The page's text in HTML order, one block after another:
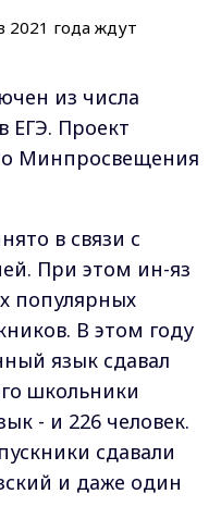
из числа
ЕГЭ. Проект
Минпросвещения
в связи с
При этом ин-яз
популярных
В этом году
язык сдавал
школьники
- и 226 человек.
сдавали
и даже один